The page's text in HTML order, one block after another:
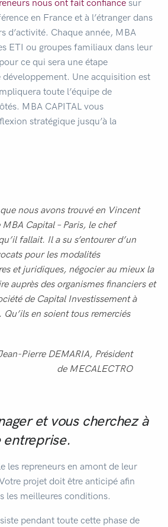
nous ont fait confiance sur
en France et à l’étranger dans
d’activité. Chaque année, MBA
ETI ou groupes familiaux dans leur
ce qui sera une étape
Une acquisition est
toute l’équipe de
MBA CAPITAL vous
stratégique jusqu’à la
nous avons trouvé en Vincent
Capital – Paris, le chef
fallait. Il a su s’entourer d’un
pour les modalités
et juridiques, négocier au mieux la
auprès des organismes financiers et
de Capital Investissement à
Qu’ils en soient tous remerciés
Pierre DEMARIA, Président
de MECALECTRO
et vous cherchez à
les repreneurs en amont de leur
projet doit être anticipé afin
les meilleures conditions.
pendant toute cette phase de